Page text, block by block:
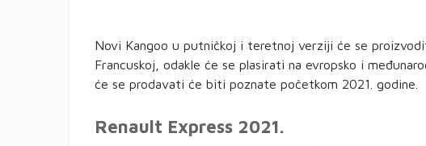
Novi Kangoo u putničkoj i teretnoj verziji će se
Francuskoj, odakle će se plasirati na evropsko i
će se prodavati će biti poznate početkom 2021. godine.
Renault Express 2021.